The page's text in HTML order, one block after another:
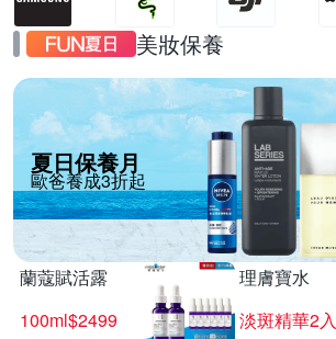
美妝保養
夏日保養月
歐爸養成3折起
蘭蔻賦活露
100ml$2499
理膚寶水
淡斑精華2入